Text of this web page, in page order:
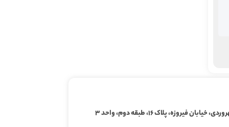
فیروزه، پلاک ۱۶، طبقه دوم، واحد ۳